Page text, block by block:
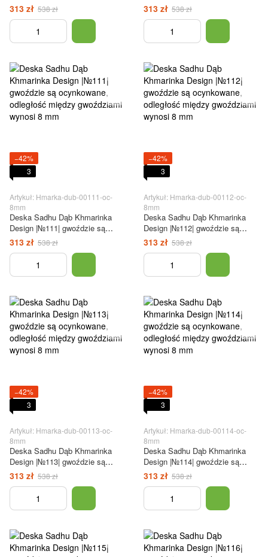
ocynkowane, odległość między
gwoździami wynosi 8 mm
313 zł 538 zł
ocynkowane, odległość między
gwoździami wynosi 8 mm
313 zł 538 zł
−42%
3
Artykuł: Hmarka-dub-00111-oc-
8mm
Deska Sadhu Dąb Khmarinka
Design |№111| gwoździe są
ocynkowane, odległość między
gwoździami wynosi 8 mm
313 zł 538 zł
−42%
3
Artykuł: Hmarka-dub-00112-oc-
8mm
Deska Sadhu Dąb Khmarinka
Design |№112| gwoździe są
ocynkowane, odległość między
gwoździami wynosi 8 mm
313 zł 538 zł
−42%
3
Artykuł: Hmarka-dub-00113-oc-
8mm
Deska Sadhu Dąb Khmarinka
Design |№113| gwoździe są
ocynkowane, odległość między
gwoździami wynosi 8 mm
313 zł 538 zł
−42%
3
Artykuł: Hmarka-dub-00114-oc-
8mm
Deska Sadhu Dąb Khmarinka
Design |№114| gwoździe są
ocynkowane, odległość między
gwoździami wynosi 8 mm
313 zł 538 zł